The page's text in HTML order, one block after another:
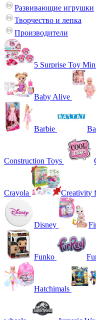
Развивающие игрушки
Творчество и лепка
Производители
5 Surprise Toy
Baby Alive
Barbie
Construction Toys
Crayola Creativity
Disney
Funko
Hatchimals